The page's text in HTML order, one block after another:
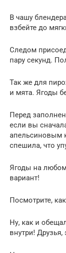
В чашу
взбейте до
Следом
пару секунд.
Так же для
и мята. Ягоды
Перед
если вы
апельсиновым
спешила, что
Ягоды на
вариант!
Посмотрите,
Ну, как и
внутри!